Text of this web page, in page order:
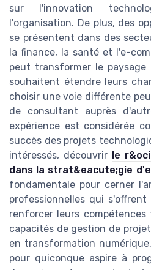
sur l'innovation
l'organisation. De plus, des
se présentent dans des
la finance, la santé et l'e-
peut transformer le paysage
souhaitent étendre leurs
choisir une voie différente
de consultant auprès
expérience est considérée
succès des projets
intéressés, découvrir le
dans la strat&eacute;gie
fondamentale pour cerner
professionnelles qui
renforcer leurs
capacités de gestion de
en transformation
pour quiconque aspire à